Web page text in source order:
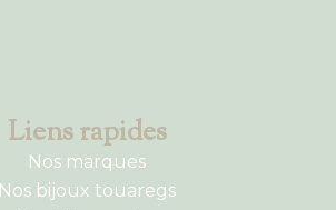
Liens rapides
Nos marques
Nos bijoux touaregs